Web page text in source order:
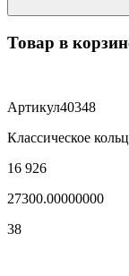
Товар в
Артикул40348
Классическое
16 926
27300.00000000
38